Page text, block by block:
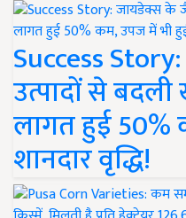
Success
उत्पादों से
लागत हुई 50%
शानदार वृद्धि!